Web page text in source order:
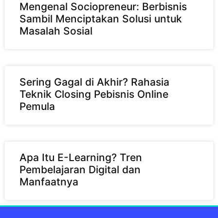
Mengenal Sociopreneur: Berbisnis
Sambil Menciptakan Solusi untuk
Masalah Sosial
Sering Gagal di Akhir? Rahasia
Teknik Closing Pebisnis Online
Pemula
Apa Itu E-Learning? Tren
Pembelajaran Digital dan
Manfaatnya